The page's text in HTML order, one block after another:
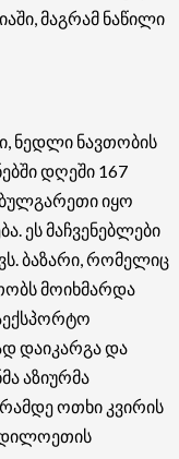
მაგრამ ნაწილი
ნედლი ნავთობის
დღეში 167
იყო
ეს მაჩვენებლები
ბაზარი, რომელიც
მოიხმარდა
დაიკარგა და
აზიურმა
ოთხი კვირის